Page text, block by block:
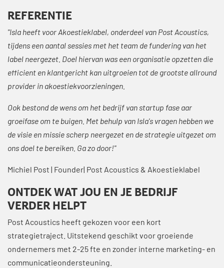
REFERENTIE
"Isla heeft voor Akoestieklabel, onderdeel van Post Acoustics,
tijdens een aantal sessies met het team de fundering van het
label neergezet. Doel hiervan was een organisatie opzetten die
efficient en klantgericht kan uitgroeien tot de grootste allround
provider in akoestiekvoorzieningen.
Ook bestond de wens om het bedrijf van startup fase aar
groeifase om te buigen. Met behulp van Isla's vragen hebben we
de visie en missie scherp neergezet en de strategie uitgezet om
ons doel te bereiken. Ga zo door!"
Michiel Post | Founder| Post Acoustics & Akoestieklabel
ONTDEK WAT JOU EN JE BEDRIJF
VERDER HELPT
Post Acoustics heeft gekozen voor een kort
strategietraject. Uitstekend geschikt voor groeiende
ondernemers met 2-25 fte en zonder interne marketing- en
communicatieondersteuning.